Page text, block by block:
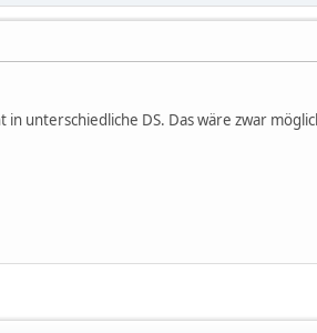
unterschiedliche DS. Das wäre zwar